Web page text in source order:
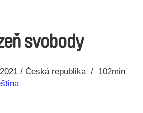
svobody
2021 Česká republika
102min